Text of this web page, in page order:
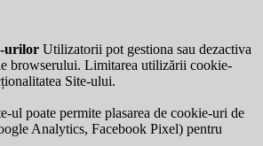
urilor Utilizatorii pot gestiona sau dezactiva
browserului. Limitarea utilizării cookie-
Site-ului.
ul poate permite plasarea de cookie-uri de
Analytics, Facebook Pixel) pentru